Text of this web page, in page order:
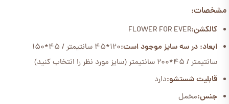
مشخصات:
کالکشن:FLOWER FOR EVER
ابعاد: در سه سایز موجود است:
120*45 سانتیمتر / 45*150
سانتیمتر / 45*200 سانتیمتر (سایز مورد نظر را انتخاب کنید)
قابلیت شستشو:دارد
جنس:مخمل